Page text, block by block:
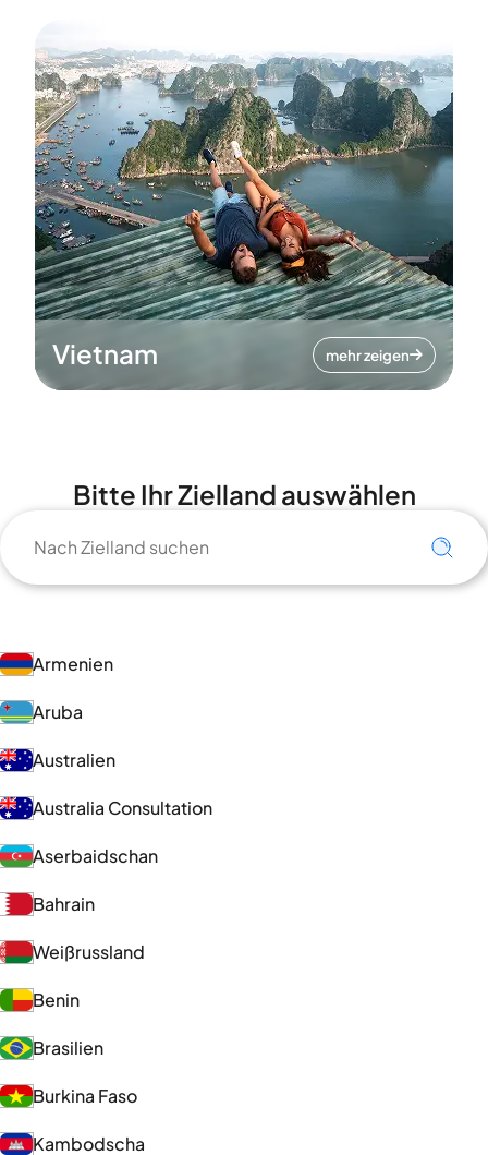
Vietnam mehr zeigen
Bitte Ihr Zielland auswählen
Armenien
Aruba
Australien
Australia Consultation
Aserbaidschan
Bahrain
Weißrussland
Benin
Brasilien
Burkina Faso
Kambodscha